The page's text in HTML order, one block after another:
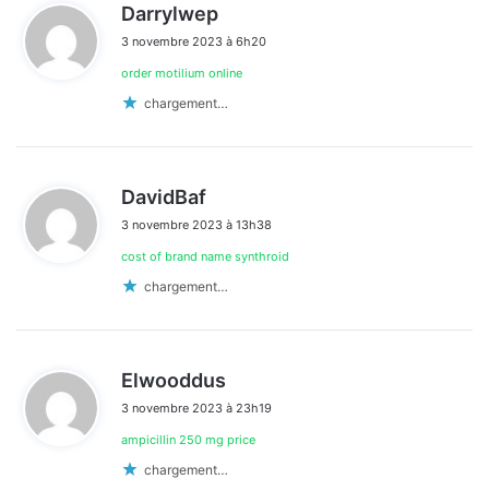
Darrylwep
t
3 novembre 2023 à 6h20
order motilium online
chargement…
DavidBaf
t
3 novembre 2023 à 13h38
cost of brand name synthroid
chargement…
Elwooddus
t
3 novembre 2023 à 23h19
ampicillin 250 mg price
chargement…